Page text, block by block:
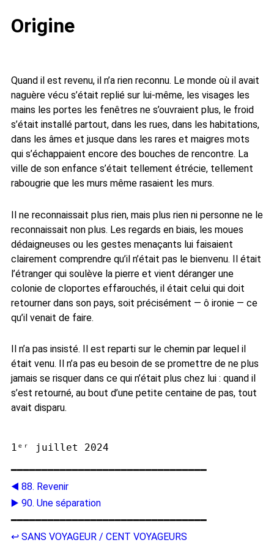
Origine
Quand il est revenu, il n’a rien reconnu. Le monde où il avait
naguère vécu s’était replié sur lui-même, les visages les
mains les portes les fenêtres ne s’ouvraient plus, le froid
s’était installé partout, dans les rues, dans les habitations,
dans les âmes et jusque dans les rares et maigres mots
qui s’échappaient encore des bouches de rencontre. La
ville de son enfance s’était tellement étrécie, tellement
rabougrie que les murs même rasaient les murs.
Il ne reconnaissait plus rien, mais plus rien ni personne ne le
reconnaissait non plus. Les regards en biais, les moues
dédaigneuses ou les gestes menaçants lui faisaient
clairement comprendre qu’il n’était pas le bienvenu. Il était
l’étranger qui soulève la pierre et vient déranger une
colonie de cloportes effarouchés, il était celui qui doit
retourner dans son pays, soit précisément — ô ironie — ce
qu’il venait de faire.
Il n’a pas insisté. Il est reparti sur le chemin par lequel il
était venu. Il n’a pas eu besoin de se promettre de ne plus
jamais se risquer dans ce qui n’était plus chez lui : quand il
s’est retourné, au bout d’une petite centaine de pas, tout
avait disparu.
━━━━━━━━━━━━━━━━━━━━━━━━━━━━━━━━
◀️ 88. Revenir
▶️ 90. Une séparation
━━━━━━━━━━━━━━━━━━━━━━━━━━━━━━━━
↩️ SANS VOYAGEUR / CENT VOYAGEURS